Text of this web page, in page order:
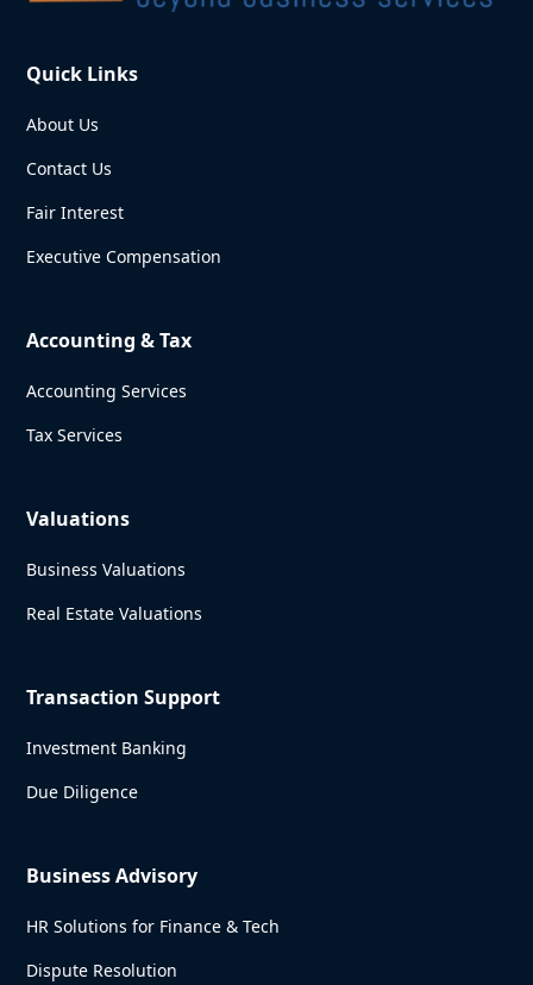
Quick Links
About Us
Contact Us
Fair Interest
Executive Compensation
Accounting & Tax
Accounting Services
Tax Services
Valuations
Business Valuations
Real Estate Valuations
Transaction Support
Investment Banking
Due Diligence
Business Advisory
HR Solutions for Finance & Tech
Dispute Resolution